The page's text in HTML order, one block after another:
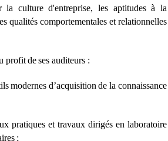
culture d'entreprise, les aptitudes à la
qualités comportementales et relationnelles
profitdeses auditeurs :
ils modernes d’acquisition de laconnaissance
pratiques et travaux dirigés en laboratoire
;